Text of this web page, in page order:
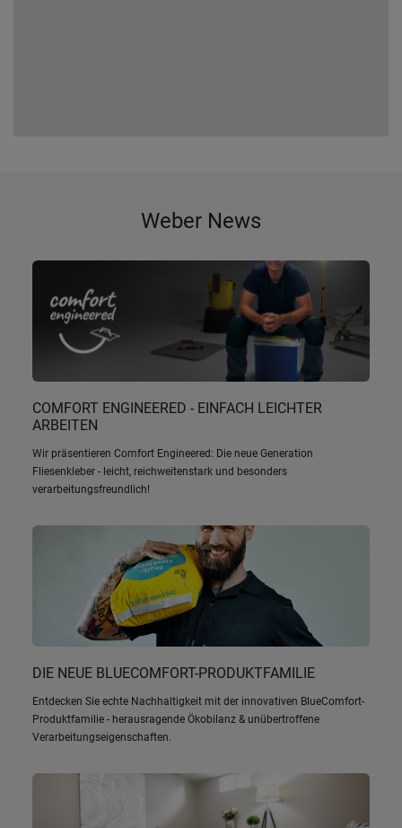
Weber News
COMFORT ENGINEERED - EINFACH LEICHTER
ARBEITEN
Wir präsentieren Comfort Engineered: Die neue Generation
Fliesenkleber - leicht, reichweitenstark und besonders
verarbeitungsfreundlich!
DIE NEUE BLUECOMFORT-PRODUKTFAMILIE
Entdecken Sie echte Nachhaltigkeit mit der innovativen BlueComfort-
Produktfamilie - herausragende Ökobilanz & unübertroffene
Verarbeitungseigenschaften.